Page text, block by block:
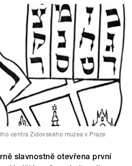
centra Židovského muzea v Praze
slavnostně otevřena první